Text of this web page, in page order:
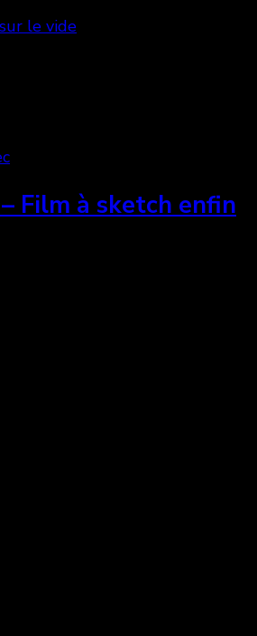
le vide
Film à sketch enfin